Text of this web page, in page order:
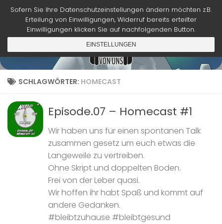
Zum Inhalt springen
SCHLAGWÖRTER: HOMECAST
Episode.07 – Homecast #1
Wir haben uns für einen spontanen Talk
zusammen gesetz um euch etwas die
Langeweile zu vertreiben.
Ohne Skript und doppelten Boden.
Frei von der Leber quasi.
Wir hoffen ihr habt Spaß und kommt auf
andere Gedanken.
#bleibtzuhause #bleibtgesund
Sofern Sie Ihre Datenschutzeinstellungen ändern möchten z.B.
Erteilung von Einwilligungen, Widerruf bereits erteilter
Einwilligungen klicken Sie auf nachfolgenden Button.
EINSTELLUNGEN